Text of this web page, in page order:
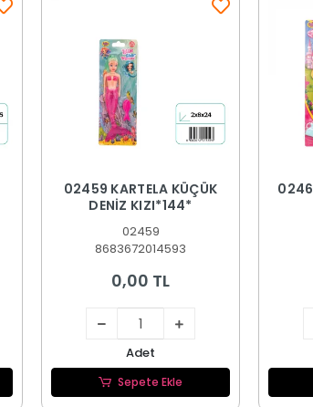
02459 KARTELA KÜÇÜK
DENİZ KIZI*144*
02459
8683672014593
0,00 TL
Adet
Sepete Ekle